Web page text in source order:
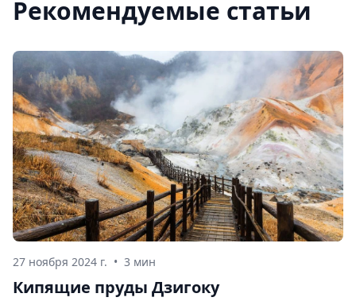
Рекомендуемые статьи
27 ноября 2024 г. • 3 мин
Кипящие пруды Дзигоку